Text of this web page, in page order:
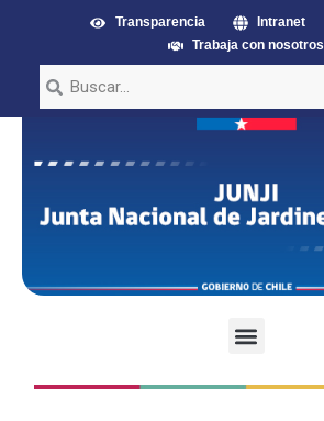
Transparencia Intranet
Trabaja con nosotros